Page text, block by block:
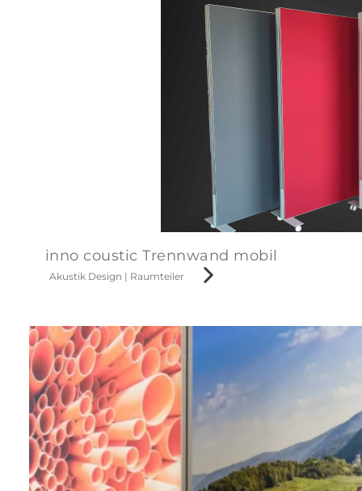
inno coustic Trennwand mobil
Akustik Design | Raumteiler